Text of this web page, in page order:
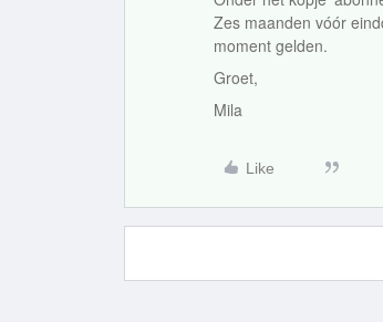
Zes maanden vóór
moment gelden.
Groet,
Mila
Like